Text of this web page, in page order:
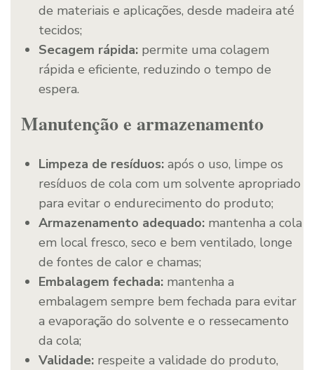
de materiais e aplicações, desde madeira até
tecidos;
Secagem rápida: permite uma colagem
rápida e eficiente, reduzindo o tempo de
espera.
Manutenção e armazenamento
Limpeza de resíduos: após o uso, limpe os
resíduos de cola com um solvente apropriado
para evitar o endurecimento do produto;
Armazenamento adequado: mantenha a cola
em local fresco, seco e bem ventilado, longe
de fontes de calor e chamas;
Embalagem fechada: mantenha a
embalagem sempre bem fechada para evitar
a evaporação do solvente e o ressecamento
da cola;
Validade: respeite a validade do produto,